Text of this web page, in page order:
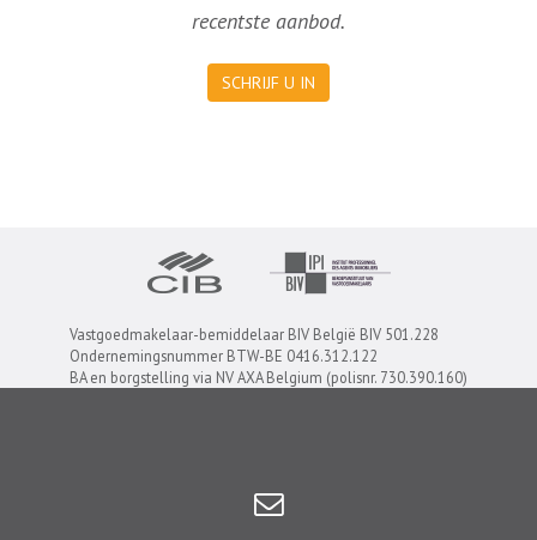
recentste aanbod.
SCHRIJF U IN
Vastgoedmakelaar-bemiddelaar BIV België BIV 501.228
Ondernemingsnummer BTW-BE 0416.312.122
BA en borgstelling via NV AXA Belgium (polisnr. 730.390.160)